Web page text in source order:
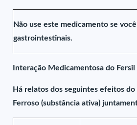
Não use este medicamento se
gastrointestinais.
Interação Medicamentosa do Fersil
Há relatos dos seguintes efeitos
Ferroso (substância ativa)